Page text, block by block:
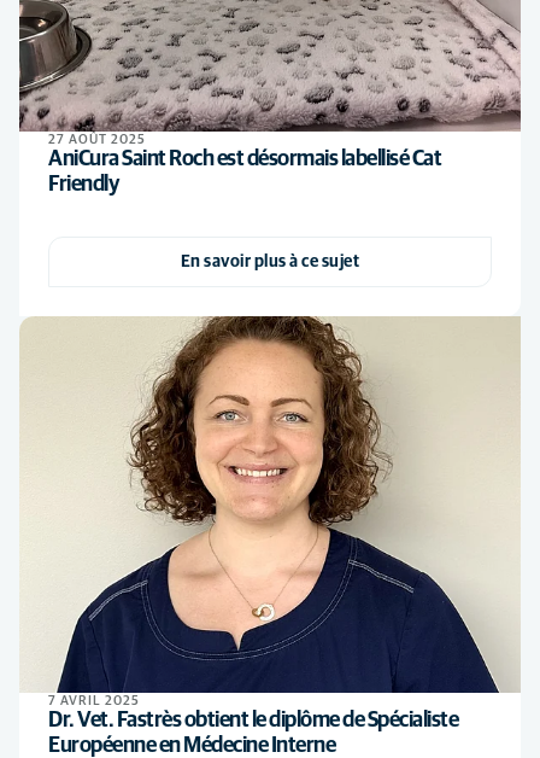
27 AOÛT 2025
AniCura Saint Roch est désormais labellisé Cat
Friendly
En savoir plus à ce sujet
7 AVRIL 2025
Dr. Vet. Fastrès obtient le diplôme de Spécialiste
Européenne en Médecine Interne